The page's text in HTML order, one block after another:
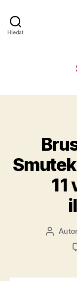
Hledat
11
Autor